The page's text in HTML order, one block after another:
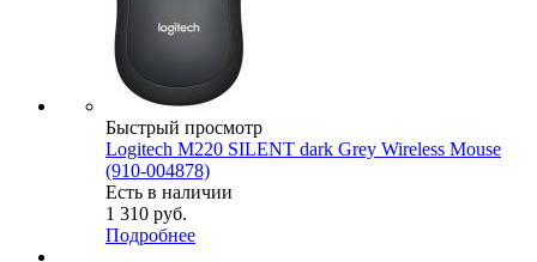
Быстрый просмотр
Logitech M220 SILENT dark Grey Wireless Mouse
(910-004878)
Есть в наличии
1 310 руб.
Подробнее